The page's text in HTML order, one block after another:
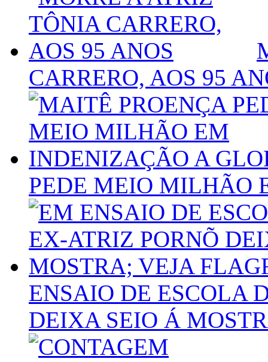
CARRERO, AOS 95
PEDE MEIO MILHÃO
ENSAIO DE ESCOLA
DEIXA SEIO Á